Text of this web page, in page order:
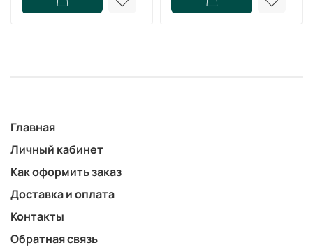
Главная
Личный кабинет
Как оформить заказ
Доставка и оплата
Контакты
Обратная связь